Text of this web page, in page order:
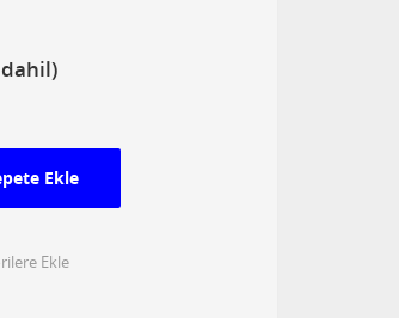
Ekle
Ekle